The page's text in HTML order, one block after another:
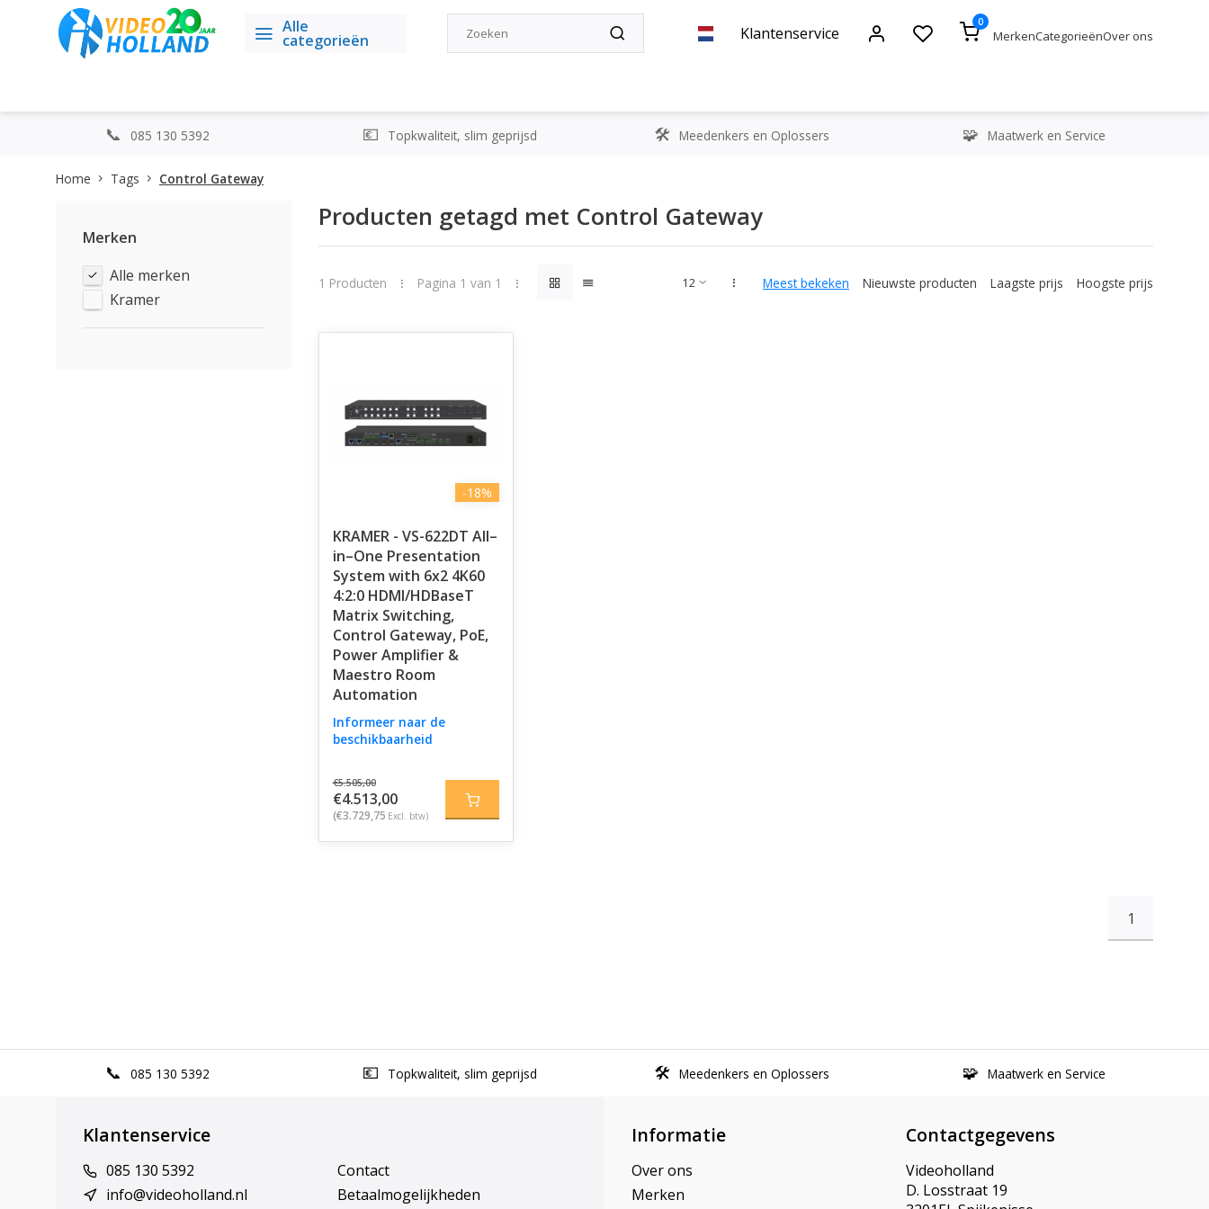
Alle
categorieën Klantenservice
0
MerkenCategorieënOver ons
085 130 5392 Topkwaliteit, slim geprijsd Meedenkers en Oplossers Maatwerk en Service
Home Tags Control Gateway
Merken
Alle merken
Kramer
Producten getagd met Control Gateway
1 Producten Pagina 1 van 1 Meest bekeken Nieuwste producten Laagste prijs Hoogste prijs
-18%
KRAMER - VS-622DT All–
in–One Presentation
System with 6x2 4K60
4:2:0 HDMI/HDBaseT
Matrix Switching,
Control Gateway, PoE,
Power Amplifier &
Maestro Room
Automation
Informeer naar de
beschikbaarheid
€5.505,00
€4.513,00
(€3.729,75 Excl. btw)
1
085 130 5392 Topkwaliteit, slim geprijsd Meedenkers en Oplossers Maatwerk en Service
Klantenservice
085 130 5392
info@videoholland.nl
Contact
Betaalmogelijkheden
Informatie
Over ons
Merken
Contactgegevens
Videoholland
D. Losstraat 19